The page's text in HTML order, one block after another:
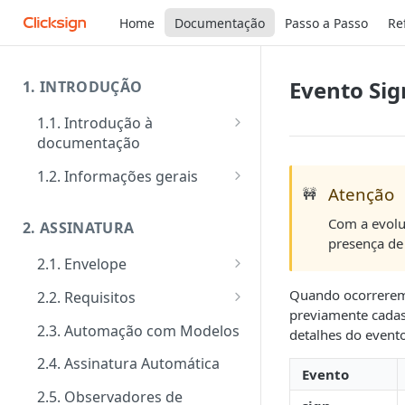
Home Documentação Passo a Passo
1. INTRODUÇÃO
1.1. Introdução à
documentação
Primeiros passos
Ferramentas de Teste:
Postman e Insomnia
1.2. Informações gerais
Suporte
Limite de requisições
Mensagens de erro
Segurança
2. ASSINATURA
2.1. Envelope
Guia de criação: O passo a
passo padrão
2.2. Requisitos
Tipos de requisitos de
autenticação
2.3. Automação com Modelos
2.4. Assinatura Automática
2.5. Observadores de
Evento
🚧 Atenção
Com a
presença
Quando
previamente
detalhes do
Evento